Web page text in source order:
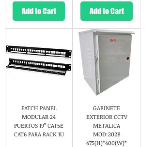
Add to Cart Add to Cart
PATCH PANEL
MODULAR 24
PUERTOS 19” CAT5E
CAT6 PARA RACK 1U
GABINETE
EXTERIOR CCTV
METALICA
MOD:202B
475(H)*400(W)*